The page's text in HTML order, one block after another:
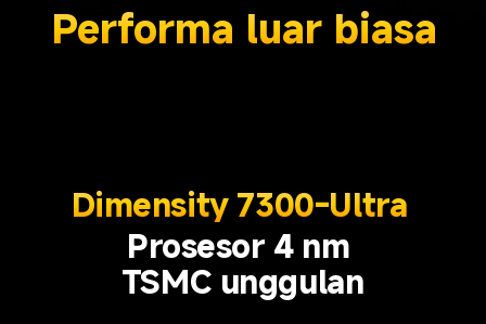
Performa luar biasa
Dimensity 7300-Ultra
Prosesor 4 nm
TSMC unggulan